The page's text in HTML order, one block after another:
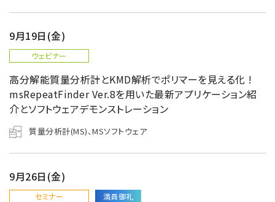
9月19日(金)
ウェビナー
高分解能質量分析計とKMD解析でポリマーを見える化 !
msRepeatFinder Ver.8を用いた最新アプリケーション紹
介とソフトウェアデモンストレーション
質量分析計(MS)、MSソフトウェア
9月26日(金)
セミナー 満員御礼